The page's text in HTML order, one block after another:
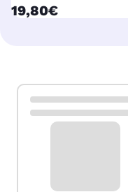
currentPrice
19,80€